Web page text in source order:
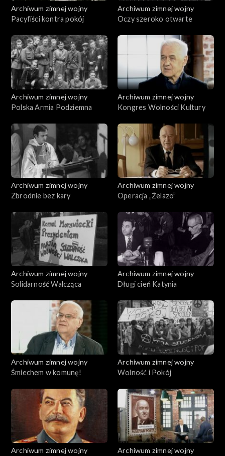
Archiwum zimnej wojny
Pacyfiści kontra pokój
Archiwum zimnej wojny
Oczy szeroko otwarte
Archiwum zimnej wojny
Polska Armia Podziemna
Archiwum zimnej wojny
Kongres Wolności Kultury
Archiwum zimnej wojny
Zbrodnie bez kary
Archiwum zimnej wojny
Operacja „Żelazo”
Archiwum zimnej wojny
Solidarność Walcząca
Archiwum zimnej wojny
Długi cień Katynia
Archiwum zimnej wojny
Śmiechem w komunę!
Archiwum zimnej wojny
Wolność i Pokój
Archiwum zimnej wojny
Archiwum zimnej wojny